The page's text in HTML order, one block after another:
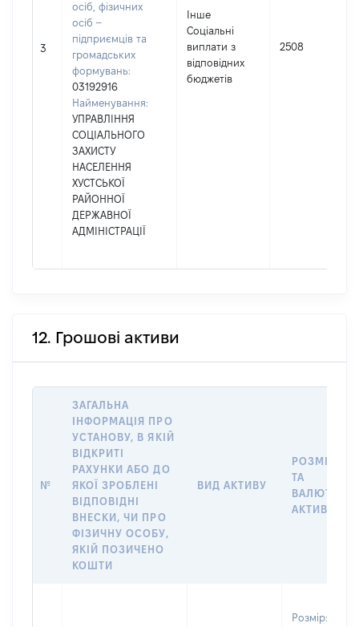
3
осіб, фізичних
осіб –
підприємців та
громадських
формувань:
03192916
Найменування:
УПРАВЛІННЯ
СОЦІАЛЬНОГО
ЗАХИСТУ
НАСЕЛЕННЯ
ХУСТСЬКОЇ
РАЙОННОЇ
ДЕРЖАВНОЇ
АДМІНІСТРАЦІЇ
Інше
Соціальні
виплати з
відповідних
бюджетів
2508
12. Грошові активи
№
ЗАГАЛЬНА
ІНФОРМАЦІЯ ПРО
УСТАНОВУ, В ЯКІЙ
ВІДКРИТІ
РАХУНКИ АБО ДО
ЯКОЇ ЗРОБЛЕНІ
ВІДПОВІДНІ
ВНЕСКИ, ЧИ ПРО
ФІЗИЧНУ ОСОБУ,
ЯКІЙ ПОЗИЧЕНО
КОШТИ
ВИД АКТИВУ
РОЗМІР
ТА
ВАЛЮТА
АКТИВУ
Розмір: